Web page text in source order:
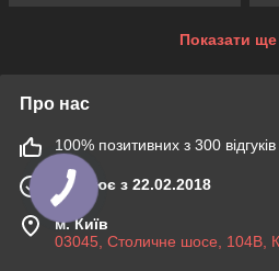
Показати ще
Про нас
100% позитивних з 300 відгуків
Працює з 22.02.2018
м. Київ
03045, Столичне шосе, 104B,